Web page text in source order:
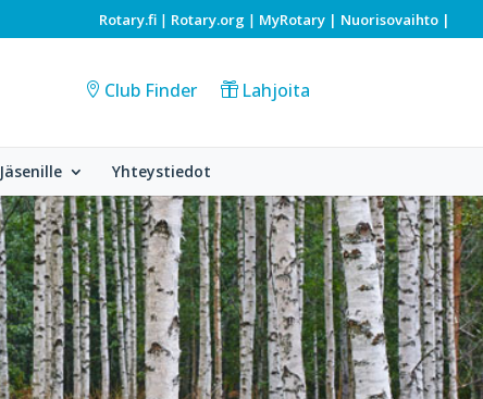
Rotary.fi | Rotary.org | MyRotary | Nuorisovaihto |
Club Finder Lahjoita
Jäsenille Yhteystiedot